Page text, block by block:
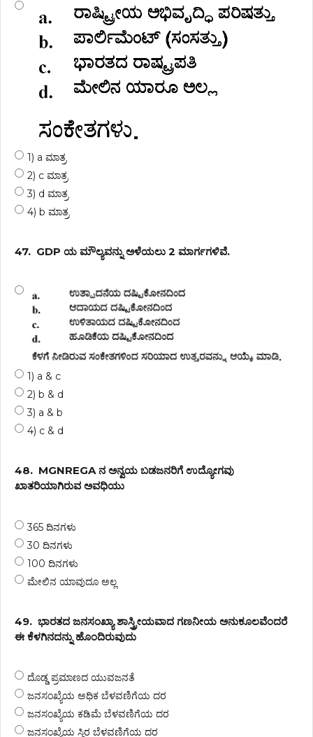
1) a ಮಾತ್ರ
2) c ಮಾತ್ರ
3) d ಮಾತ್ರ
4) b ಮಾತ್ರ
47. GDP ಯ ಮೌಲ್ಯವನ್ನು ಅಳೆಯಲು 2 ಮಾರ್ಗಗಳಿವೆ.
1) a & c
2) b & d
3) a & b
4) c & d
48. MGNREGA ನ ಅನ್ವಯ ಬಡಜನರಿಗೆ ಉದ್ಯೋಗವು
ಖಾತರಿಯಾಗಿರುವ ಅವಧಿಯು
365 ದಿನಗಳು
30 ದಿನಗಳು
100 ದಿನಗಳು
ಮೇಲಿನ ಯಾವುದೂ ಅಲ್ಲ
49. ಭಾರತದ ಜನಸಂಖ್ಯಾ ಶಾಸ್ತ್ರೀಯವಾದ ಗಣನೀಯ ಅನುಕೂಲವೆಂದರೆ
ಈ ಕೆಳಗಿನದನ್ನು ಹೊಂದಿರುವುದು
ದೊಡ್ಡ ಪ್ರಮಾಣದ ಯುವಜನತೆ
ಜನಸಂಖ್ಯೆಯ ಅಧಿಕ ಬೆಳವಣಿಗೆಯ ದರ
ಜನಸಂಖ್ಯೆಯ ಕಡಿಮೆ ಬೆಳವಣಿಗೆಯ ದರ
ಜನಸಂಖ್ಯೆಯ ಸ್ಥಿರ ಬೆಳವಣಿಗೆಯ ದರ